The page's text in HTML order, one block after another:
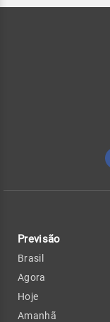
Previsão
Brasil
Agora
Hoje
Amanhã